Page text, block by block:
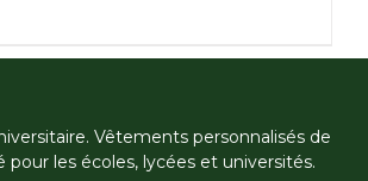
Vêtements personnalisés de
pour les écoles, lycées et universités.